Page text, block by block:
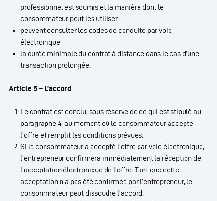
professionnel est soumis et la manière dont le
consommateur peut les utiliser
peuvent consulter les codes de conduite par voie
électronique
la durée minimale du contrat à distance dans le cas d’une
transaction prolongée.
Article 5 – L’accord
Le contrat est conclu, sous réserve de ce qui est stipulé au
paragraphe 4, au moment où le consommateur accepte
l’offre et remplit les conditions prévues.
Si le consommateur a accepté l’offre par voie électronique,
l’entrepreneur confirmera immédiatement la réception de
l’acceptation électronique de l’offre. Tant que cette
acceptation n’a pas été confirmée par l’entrepreneur, le
consommateur peut dissoudre l’accord.